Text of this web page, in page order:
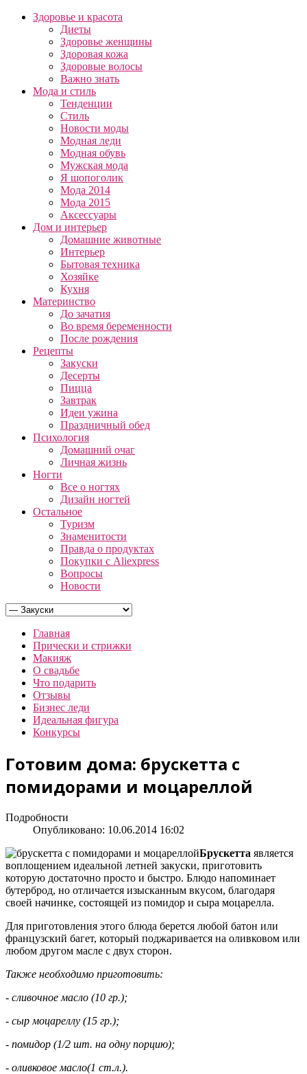
Здоровье и красота
Диеты
Здоровье женщины
Здоровая кожа
Здоровые волосы
Важно знать
Мода и стиль
Тенденции
Стиль
Новости моды
Модная леди
Модная обувь
Мужская мода
Я шопоголик
Мода 2014
Мода 2015
Аксессуары
Дом и интерьер
Домашние животные
Интерьер
Бытовая техника
Хозяйке
Кухня
Материнство
До зачатия
Во время беременности
После рождения
Рецепты
Закуски
Десерты
Пицца
Завтрак
Идеи ужина
Праздничный обед
Психология
Домашний очаг
Личная жизнь
Ногти
Все о ногтях
Дизайн ногтей
Остальное
Туризм
Знаменитости
Правда о продуктах
Покупки с Aliexpress
Вопросы
Новости
Главная
Прически и стрижки
Макияж
О свадьбе
Что подарить
Отзывы
Бизнес леди
Идеальная фигура
Конкурсы
Готовим дома: брускетта с
помидорами и моцареллой
Подробности
Опубликовано: 10.06.2014 16:02
Брускетта является
воплощением идеальной летней закуски, приготовить
которую достаточно просто и быстро. Блюдо напоминает
бутерброд, но отличается изысканным вкусом, благодаря
своей начинке, состоящей из помидор и сыра моцарелла.
Для приготовления этого блюда берется любой батон или
французский багет, который поджаривается на оливковом или
любом другом масле с двух сторон.
Также необходимо приготовить:
- сливочное масло (10 гр.);
- сыр моцареллу (15 гр.);
- помидор (1/2 шт. на одну порцию);
- оливковое масло(1 ст.л.).